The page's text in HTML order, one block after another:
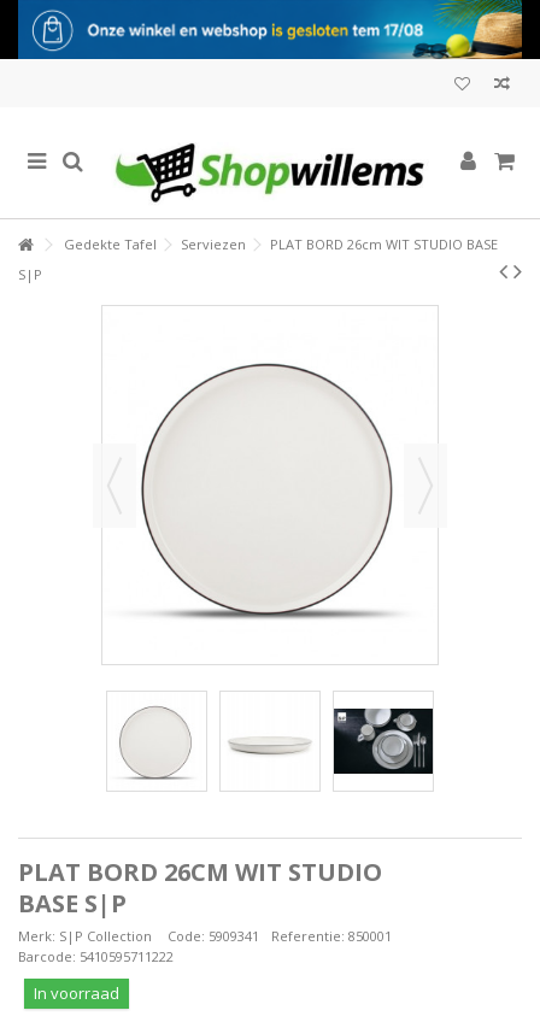
Gedekte Tafel Serviezen
PLAT BORD 26cm WIT STUDIO BASE
S|P
PLAT BORD 26CM WIT STUDIO
BASE S|P
Merk: S|P Collection Code: 5909341 Referentie: 850001
Barcode: 5410595711222
In voorraad